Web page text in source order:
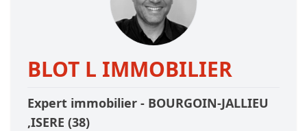
BLOT L IMMOBILIER
Expert immobilier - BOURGOIN-JALLIEU
,ISERE (38)